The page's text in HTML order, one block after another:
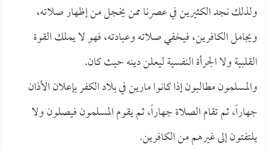
ولذلك نجد الكثيرين في عصرنا ممن يخجل من إظهار صلاته،
ويجامل الكافرين، فيخفي صلاته وعبادته، فهو لا يملك القوة
القلبية ولا الجرأة النفسية ليعلن دينه حيث كان.
والمسلمون مطالبون إذا كانوا مارين في بلاد الكفر بإعلان الأذان
جهاراً، ثم تقام الصلاة جهاراً، ثم يقوم المسلمون فيصلون ولا
يلتفتون إلى غيرهم من الكافرين.